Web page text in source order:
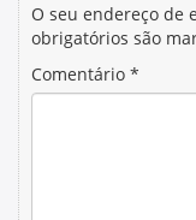
O seu endereço de
obrigatórios são
Comentário *